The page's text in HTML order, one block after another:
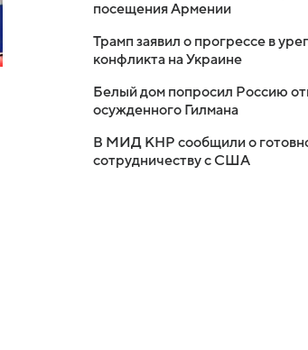
посещения Армении
Трамп заявил о прогрессе в
конфликта на Украине
Белый дом попросил Россию
осужденного Гилмана
В МИД КНР сообщили о
сотрудничеству с США